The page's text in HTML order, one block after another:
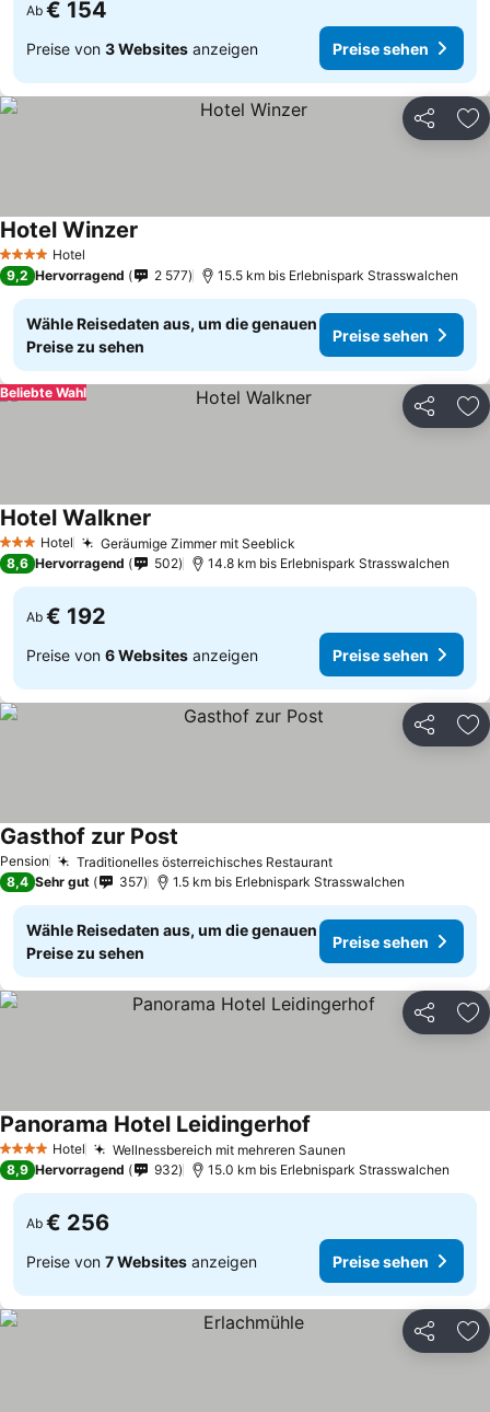
Ab € 154
Preise von 3 Websites anzeigen Preise sehen
Teilen
4 Sterne Hotel
Hotel Winzer
9,2 Hervorragend 2 577 15.5 km bis Erlebnispark Strasswalchen
Wähle Reisedaten aus, um die genauen
Preise zu sehen
Preise sehen
Teilen
Beliebte Wahl
3 SterneHotel Geräumige Zimmer mit Seeblick
Hotel Walkner
8,6 Hervorragend 502 14.8 km bis Erlebnispark Strasswalchen
Ab € 192
Preise von 6 Websites anzeigen Preise sehen
Teilen
Pension Traditionelles österreichisches RestaurantPreise sehen
Gasthof zur Post
8,4 Sehr gut 357 1.5 km bis Erlebnispark Strasswalchen
Wähle Reisedaten aus, um die genauen
Preise zu sehen
Preise sehen
Teilen
4 Sterne Hotel Wellnessbereich mit mehreren Saunen
Panorama Hotel Leidingerhof
8,9 Hervorragend 932 15.0 km bis Erlebnispark Strasswalchen
Ab € 256
Preise von 7 Websites anzeigen Preise sehen
Teilen